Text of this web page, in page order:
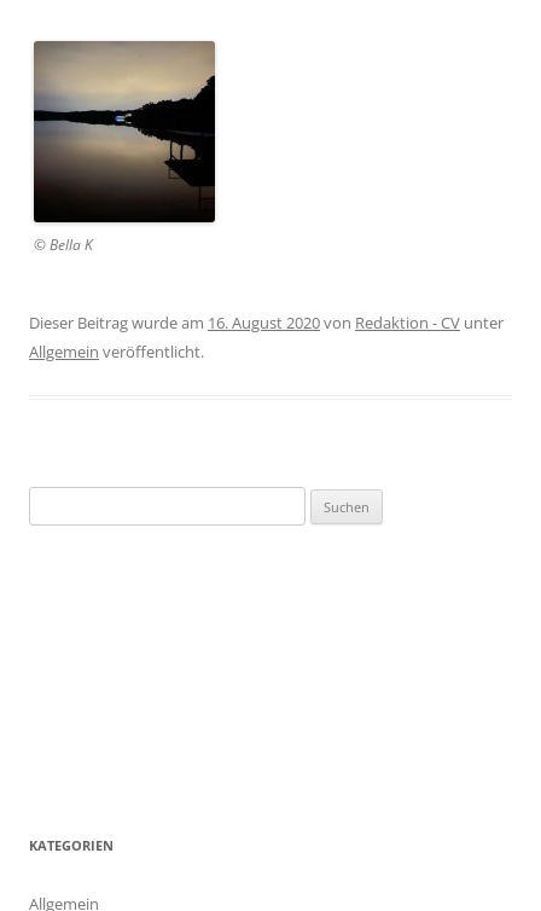
© Bella K
Dieser Beitrag wurde am 16. August 2020von Redaktion - CV unter
Allgemein veröffentlicht.
nach:
KATEGORIEN
Allgemein